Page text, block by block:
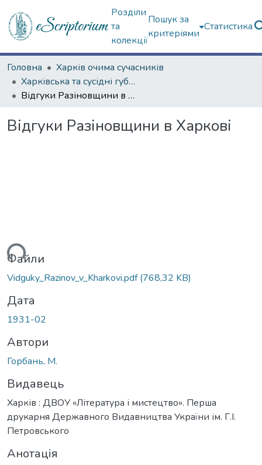
Розділи
та
колекції
Пошук за
критеріями
Статистика
Головна
Харків очима сучасників
Харківська та сусідні губернії
Відгуки Разіновщини в Харкові
Відгуки Разіновщини в Харкові
Файли
Vidguky_Razinov_v_Kharkovi.pdf(768,32 KB)
Дата
1931-02
Автори
Горбань, М.
Видавець
Харків : ДВОУ «Література і мистецтво». Перша
друкарня Державного Видавництва України ім. Г.І.
Петровського
Анотація